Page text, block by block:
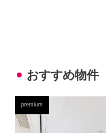
おすすめ物件
premium